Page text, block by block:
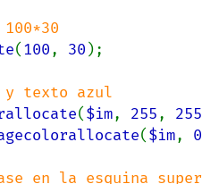
(100, 30 );
($im, 255, 255
($im, 0